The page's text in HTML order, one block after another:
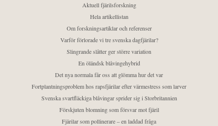
Aktuell fjärilsforskning
Hela artikellistan
Om forskningsartiklar och referenser
Varför förlorade vi tre svenska dagfjärilar?
Slingrande slåtter ger större variation
En öländsk blåvingehybrid
Det nya normala får oss att glömma hur det var
Fortplantningsproblem hos rapsfjärilar efter värmestress som larver
Svenska svartfläckiga blåvingar sprider sig i Storbritannien
Förskjuten blomning som försvar mot fjäril
Fjärilar som pollinerare – en laddad fråga